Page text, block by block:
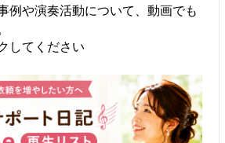
例や演奏活動について、動画でも
してください